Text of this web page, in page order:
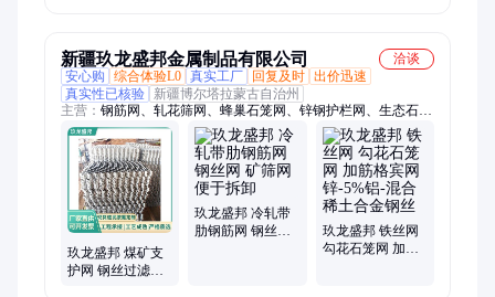
新疆玖龙盛邦金属制品有限公司
洽谈
安心购
综合体验L0 真实工厂 回复及时 出价迅速
真实性已核验
新疆博尔塔拉蒙古自治州
主营： 钢筋网、轧花筛网、蜂巢石笼网、锌钢护栏网、生态石笼
网、刺丝护栏网、铁丝围墙网、拦石防护网、浸塑护栏网、金属
防风抑尘网、山体滑坡防护网、钢格板、楼梯踏步板、金属护栏
围墙
玖龙盛邦 煤矿支
护网 钢丝过滤网
玖龙盛邦 冷轧带
肋钢筋网 钢丝网
玖龙盛邦 铁丝网
勾花石笼网 加筋